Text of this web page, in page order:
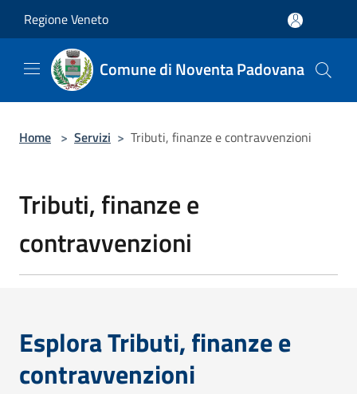
Regione Veneto
Comune di Noventa Padovana
Home > Servizi > Tributi, finanze e contravvenzioni
Tributi, finanze e
contravvenzioni
Esplora Tributi, finanze e
contravvenzioni